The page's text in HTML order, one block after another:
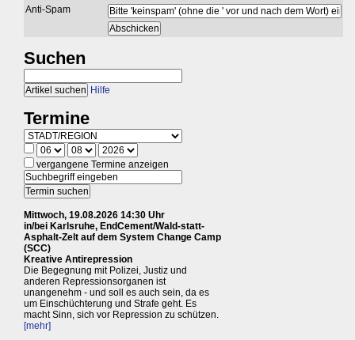
Anti-Spam
Suchen
Hilfe
Termine
vergangene Termine anzeigen
Mittwoch, 19.08.2026 14:30 Uhr
in/bei Karlsruhe, EndCement/Wald-statt-
Asphalt-Zelt auf dem System Change Camp
(SCC)
Kreative Antirepression
Die Begegnung mit Polizei, Justiz und
anderen Repressionsorganen ist
unangenehm - und soll es auch sein, da es
um Einschüchterung und Strafe geht. Es
macht Sinn, sich vor Repression zu schützen.
[mehr]